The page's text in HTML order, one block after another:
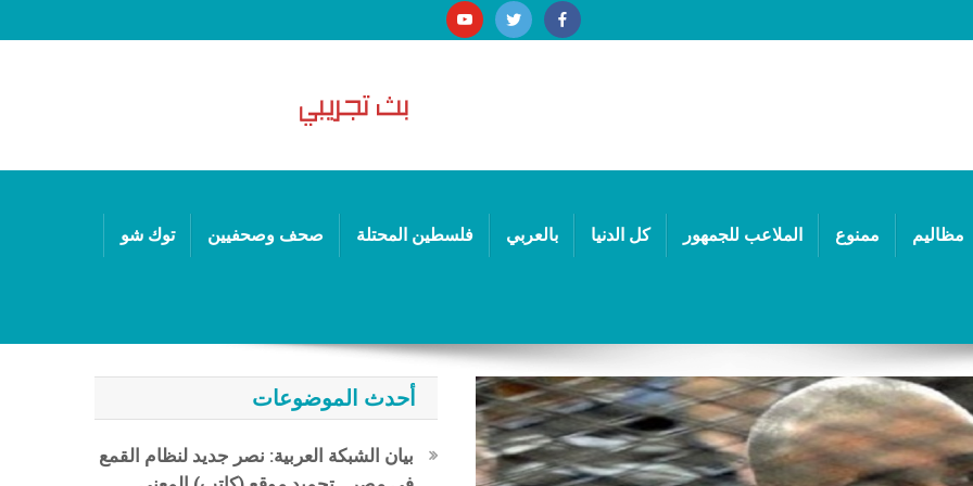
مظاليم ممنوع الملاعب للجمهور كل الدنيا بالعربي فلسطين المحتلة صحف وصحفيين توك شو
أحدث الموضوعات
بيان الشبكة العربية: نصر جديد لنظام القمع